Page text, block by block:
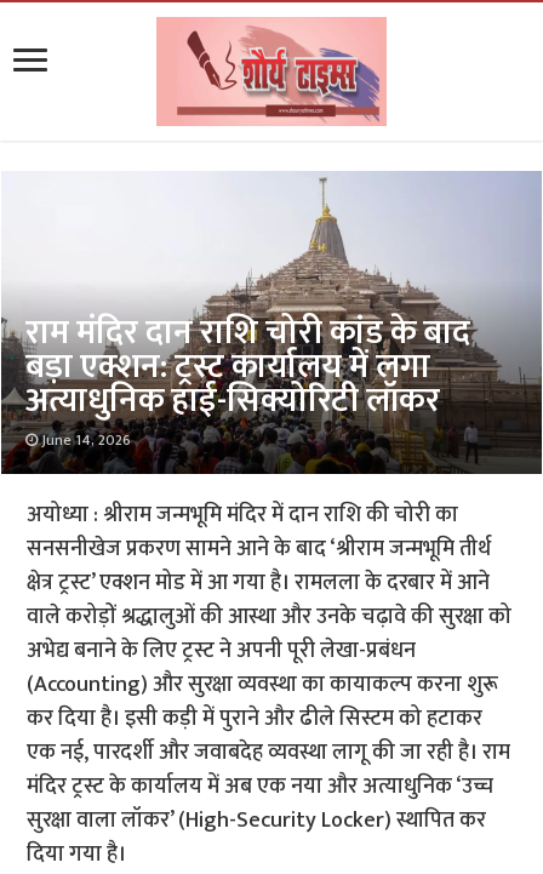
राम मंदिर दान राशि चोरी कांड के बाद
बड़ा एक्शन: ट्रस्ट कार्यालय में लगा
अत्याधुनिक हाई-सिक्योरिटी लॉकर
June 14, 2026
अयोध्या : श्रीराम जन्मभूमि मंदिर में दान राशि की चोरी का
सनसनीखेज प्रकरण सामने आने के बाद ‘श्रीराम जन्मभूमि तीर्थ
क्षेत्र ट्रस्ट’ एक्शन मोड में आ गया है। रामलला के दरबार में आने
वाले करोड़ों श्रद्धालुओं की आस्था और उनके चढ़ावे की सुरक्षा को
अभेद्य बनाने के लिए ट्रस्ट ने अपनी पूरी लेखा-प्रबंधन
(Accounting) और सुरक्षा व्यवस्था का कायाकल्प करना शुरू
कर दिया है। इसी कड़ी में पुराने और ढीले सिस्टम को हटाकर
एक नई, पारदर्शी और जवाबदेह व्यवस्था लागू की जा रही है। राम
मंदिर ट्रस्ट के कार्यालय में अब एक नया और अत्याधुनिक ‘उच्च
सुरक्षा वाला लॉकर’ (High-Security Locker) स्थापित कर
दिया गया है।